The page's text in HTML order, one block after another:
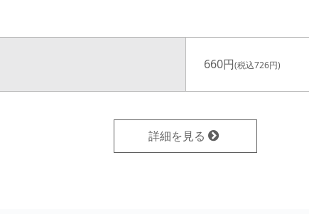
660円(税込726円)
詳細を見る